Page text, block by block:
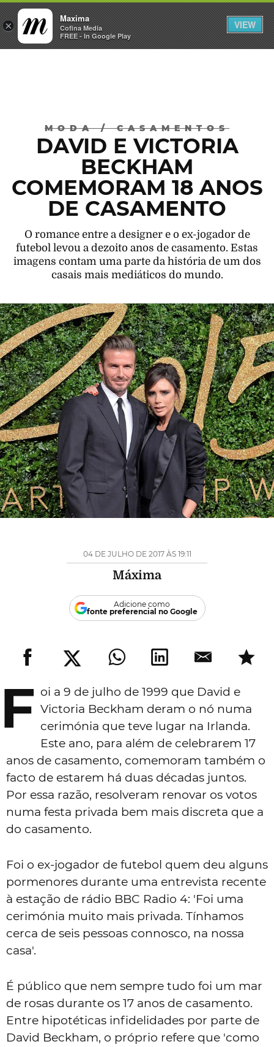
×
Maxima
Cofina Media
FREE - In Google Play
VIEW
INICIAR SESSÃO
MODA/ CASAMENTOS
DAVID E VICTORIA
BECKHAM
COMEMORAM 18 ANOS
DE CASAMENTO
O romance entre a designer e o ex-jogador de
futebol levou a dezoito anos de casamento. Estas
imagens contam uma parte da história de um dos
casais mais mediáticos do mundo.
04 DE JULHO DE 2017 ÀS 19:11
Máxima
Adicione como
fonte preferencial no Google
F oi a 9 de julho de 1999 que David e
Victoria Beckham deram o nó numa
cerimónia que teve lugar na Irlanda.
Este ano, para além de celebrarem 17
anos de casamento, comemoram também o
facto de estarem há duas décadas juntos.
Por essa razão, resolveram renovar os votos
numa festa privada bem mais discreta que a
do casamento.
Foi o ex-jogador de futebol quem deu alguns
pormenores durante uma entrevista recente
à estação de rádio BBC Radio 4: 'Foi uma
cerimónia muito mais privada. Tínhamos
cerca de seis pessoas connosco, na nossa
casa'.
É público que nem sempre tudo foi um mar
de rosas durante os 17 anos de casamento.
Entre hipotéticas infidelidades por parte de
David Beckham, o próprio refere que 'como